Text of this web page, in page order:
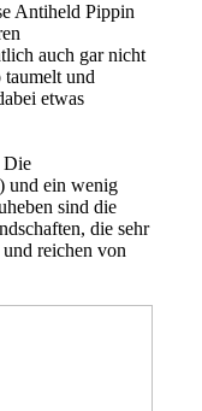
Antiheld Pippin
auch gar nicht
taumelt und
etwas
Die
und ein wenig
sind die
die sehr
reichen von